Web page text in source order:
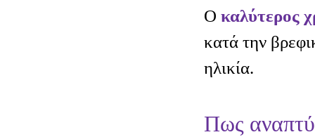
Ο καλύτερος
κατά την
ηλικία.
Πως